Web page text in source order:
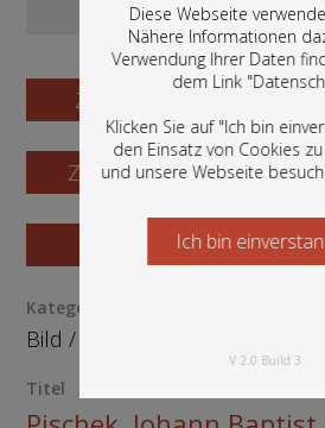
Diese Webseite
Nähere Informationen
Verwendung Ihrer Daten
dem Link "
Klicken Sie auf "Ich bin
den Einsatz von Cookies
und unsere Webseite
In diesem Portal finden
Bestände der
Nationalbibliothek: Bücher,
Grafiken und vieles
Ich bin
Starten Sie
V 2.0 Build 3
Zum Digitalisat
Zum Katalogisat
Zur Vorschau
Kategorie / Medientyp
Bild/
Titel